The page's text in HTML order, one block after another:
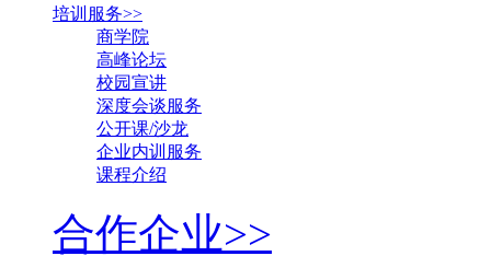
培训服务>>
商学院
高峰论坛
校园宣讲
深度会谈服务
公开课/沙龙
企业内训服务
课程介绍
合作企业>>